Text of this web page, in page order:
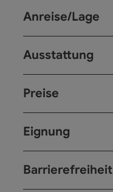
Anreise/Lage
Ausstattung
Preise
Eignung
Barrierefreiheit